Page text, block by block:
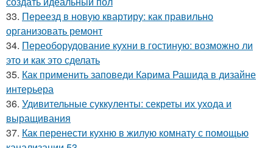
33. Переезд в новую квартиру: как правильно
организовать ремонт
34. Переоборудование кухни в гостиную: возможно ли
это и как это сделать
35. Как применить заповеди Карима Рашида в дизайне
интерьера
36. Удивительные суккуленты: секреты их ухода и
выращивания
37. Как перенести кухню в жилую комнату с помощью